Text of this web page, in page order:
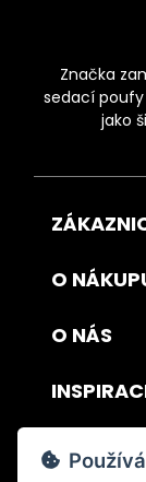
Značka
sedací poufy
jako
O
O NÁS